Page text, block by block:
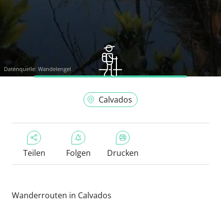
Datenquelle: Wandelengel
Calvados
Teilen Folgen Drucken
Wanderrouten in Calvados